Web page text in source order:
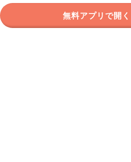
無料アプリで開く